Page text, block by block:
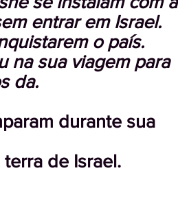
entrar em Israel.
o país.
na sua viagem para
da.
durante sua
de Israel.